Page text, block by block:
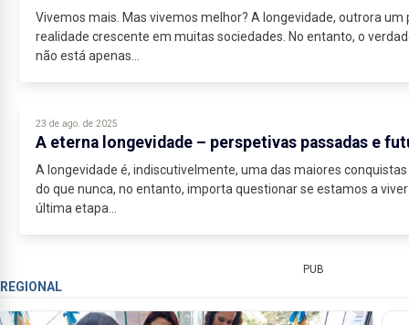
Vivemos mais. Mas vivemos melhor? A longevidade, outrora
realidade crescente em muitas sociedades. No entanto, o
não está apenas...
23 de ago. de 2025
A eterna longevidade – perspetivas passadas e
A longevidade é, indiscutivelmente, uma das maiores
do que nunca, no entanto, importa questionar se estamos a
última etapa...
PUB
REGIONAL